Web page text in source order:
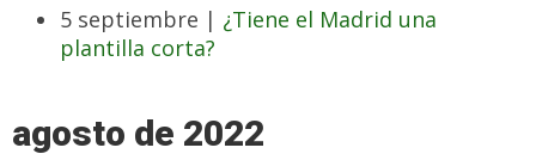
5 septiembre | ¿Tiene el Madrid una
plantilla corta?
agosto de 2022